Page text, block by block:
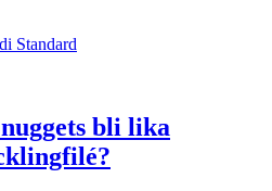
Standard
bli lika